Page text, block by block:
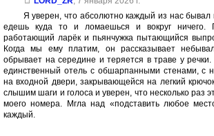
Я уверен, что абсолютно каждый из нас бывал
едешь куда то и ломаешься и вокруг ничего.
работающий ларёк и пьянчужка пытающийся
Когда мы ему платим, он рассказывает
обрывает на середине и теряется в траве у
единственный отель с обшарпанными стенами, с
на входной двери, закрывающейся на легкий
слышим шаги и голоса и уверен, что несколько раз
моего номера. Мгла над «подставить любое
каждый.